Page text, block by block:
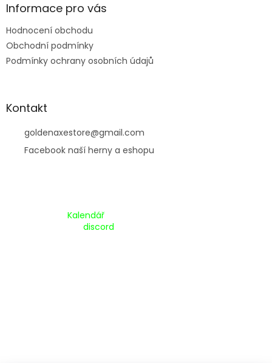
Informace pro vás
Hodnocení obchodu
Obchodní podmínky
Podmínky ochrany osobních údajů
Kontakt
goldenaxestore@gmail.com
Facebook naší herny a eshopu
Kalendář
discord